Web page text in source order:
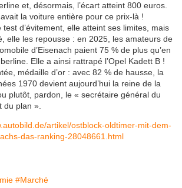
et, désormais, l’écart atteint 800 euros.
la voiture entière pour ce prix-là !
test d’évitement, elle atteint ses limites, mais
elle les repousse : en 2025, les amateurs de
d’Eisenach paient 75 % de plus qu’en
Elle a ainsi rattrapé l’Opel Kadett B !
médaille d’or : avec 82 % de hausse, la
1970 devient aujourd’hui la reine de la
plutôt, pardon, le « secrétaire général du
du plan ».
artikel/ostblock-oldtimer-mit-dem-
das-ranking-28048661.html
#Marché